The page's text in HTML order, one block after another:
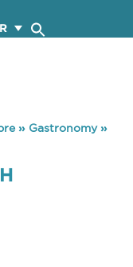
» Gastronomy»